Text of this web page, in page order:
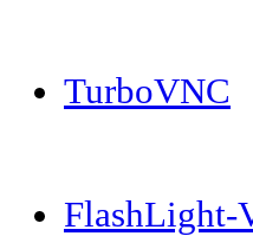
TurboVNC
FlashLight-